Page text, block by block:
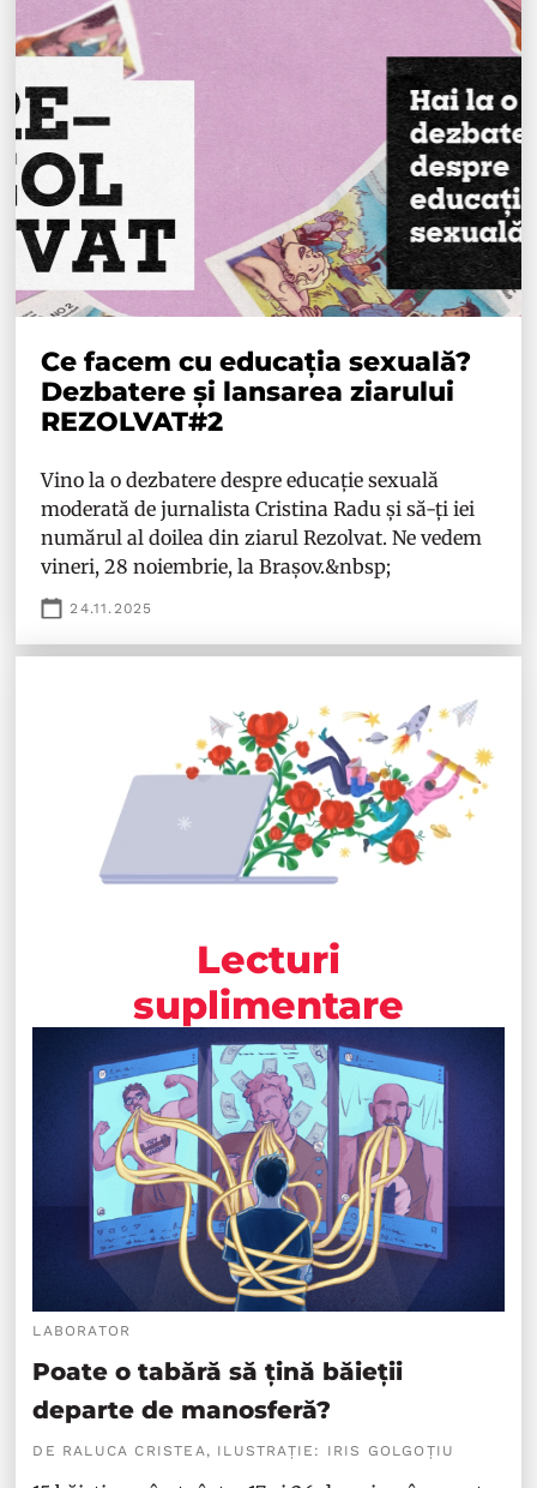
Ce facem cu educația sexuală?
Dezbatere și lansarea ziarului
REZOLVAT#2
Vino la o dezbatere despre educație sexuală
moderată de jurnalista Cristina Radu și să-ți iei
numărul al doilea din ziarul Rezolvat. Ne vedem
vineri, 28 noiembrie, la Brașov.&nbsp;
24.11.2025
Lecturi
suplimentare
LABORATOR
Poate o tabără să țină băieții
departe de manosferă?
DE RALUCA CRISTEA, ILUSTRAȚIE: IRIS GOLGOȚIU